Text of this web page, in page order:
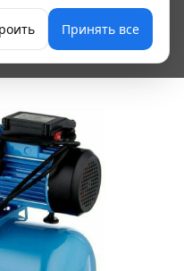
Принять все